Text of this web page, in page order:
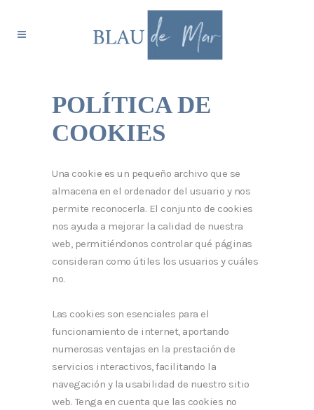
POLÍTICA DE
COOKIES
Una cookie es un pequeño archivo que se
almacena en el ordenador del usuario y nos
permite reconocerla. El conjunto de cookies
nos ayuda a mejorar la calidad de nuestra
web, permitiéndonos controlar qué páginas
consideran como útiles los usuarios y cuáles
no.
Las cookies son esenciales para el
funcionamiento de internet, aportando
numerosas ventajas en la prestación de
servicios interactivos, facilitando la
navegación y la usabilidad de nuestro sitio
web. Tenga en cuenta que las cookies no